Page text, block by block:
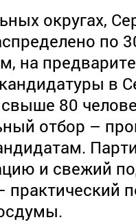
округах,
по
на
в
80
отбор –
и свежий
практический